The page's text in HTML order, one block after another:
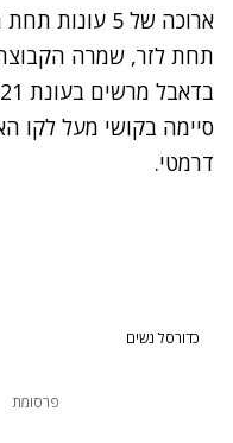
ארוכה של 5
תחת לזר, שמרה
סיימה בקושי מעל לקו
דרמטי.
כדורסל נשים
פרסומת